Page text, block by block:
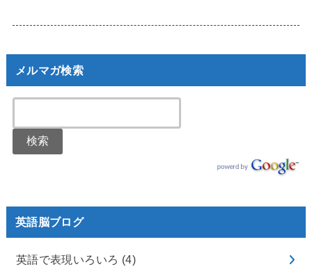
メルマガ検索
英語脳ブログ
英語で表現いろいろ (4)